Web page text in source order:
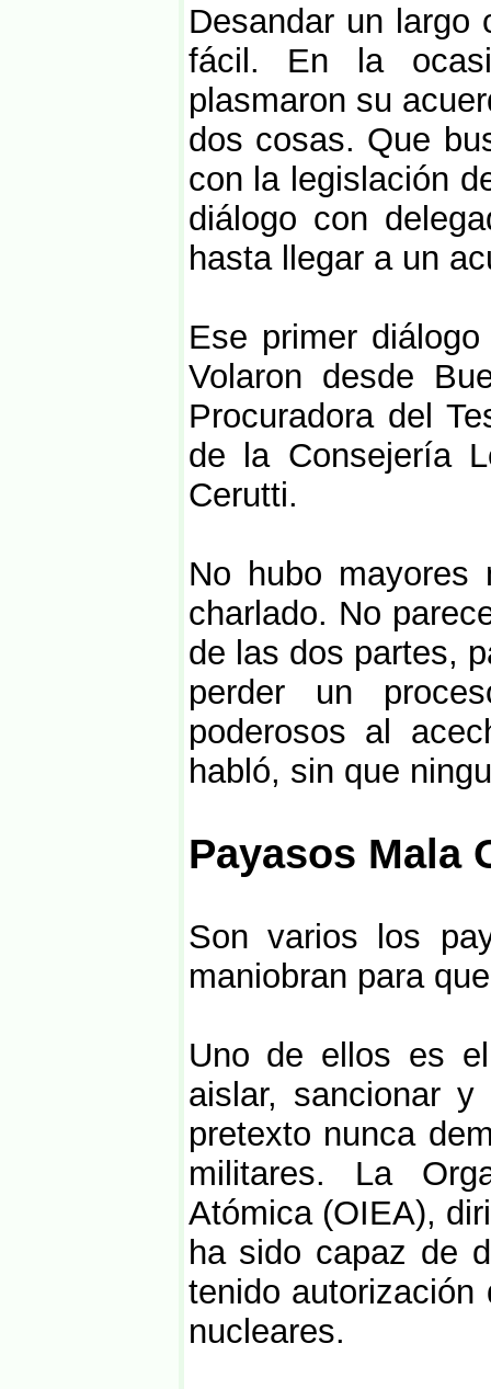
Desandar un largo
fácil. En la
plasmaron su
dos cosas. Que
con la legislación
diálogo con
hasta llegar a un
Ese primer
Volaron desde
Procuradora del
de la Consejería
Cerutti.
No hubo
charlado. No
de las dos partes,
perder un
poderosos al
habló, sin que
Payasos Mala
Son varios los
maniobran para
Uno de ellos es
aislar, sancionar
pretexto nunca
militares. La
Atómica (OIEA),
ha sido capaz de
tenido autorización
nucleares.